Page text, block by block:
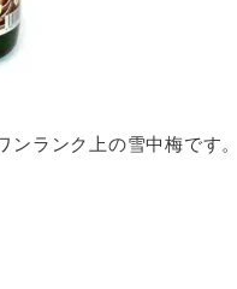
ランク上の雪中梅です。